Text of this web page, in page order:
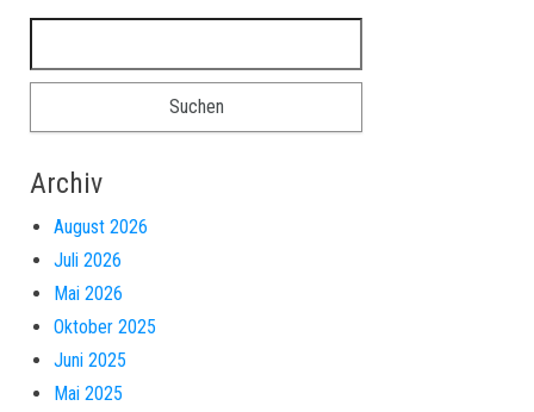
Archiv
August 2026
Juli 2026
Mai 2026
Oktober 2025
Juni 2025
Mai 2025